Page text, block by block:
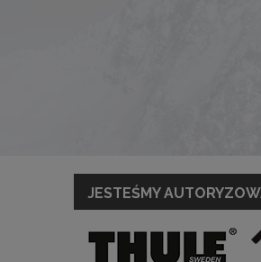
JESTEŚMY